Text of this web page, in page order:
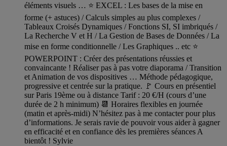
éléments visuels … ⭐ EXCEL : Les bases de la mise en
forme (+ astuces) / Calculs simples au plus complexes /
Tableaux Croisés Dynamiques / Fonctions SI, SI imbriqués /
La Recherche V et H / La Gestion de Bases de Données / La
mise en forme conditionnelle / Les Graphiques .. etc ⭐
POWERPOINT : Créer des présentations réussies et
convaincante ! Réaliser pas à pas votre diaporama / Transition
et Animation de vos dispositives … Méthode pédagogique,
progressive et centrée sur la pratique. 🚩 Cours en présentiel
sur Paris 19ème ou à distance Tarif : 20 €/H (cours d’une
durée de 2 h minimum) 📆 Horaires flexibles en journée
(matin et après-midi) N’hésitez pas à me contacter pour plus
d’informations. Je serais ravie de pouvoir vous aider à gagner
en efficacité et en confiance dès les premières séances A
bientôt ! Sylvie